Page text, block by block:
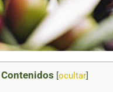
Contenidos [ocultar]